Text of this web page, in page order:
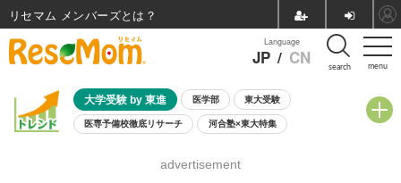
menu
Language
JP / CN search
大学受験 by 東進 医学部 東大受験
医専予備校徹底リサーチ 河合塾×東大特集
8月開催学校説明会・相談会
advertisement
リセマム メンバーズ